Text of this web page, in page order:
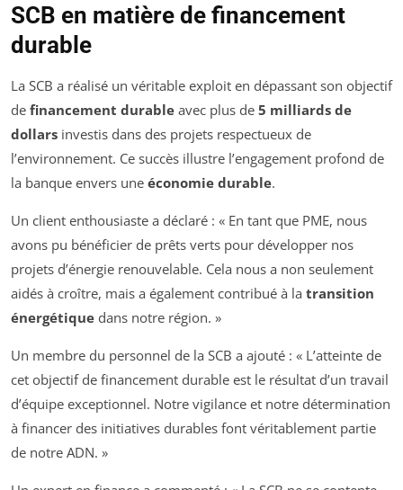
SCB en matière de financement
durable
La SCB a réalisé un véritable exploit en dépassant son objectif
de financement durable avec plus de 5 milliards de
dollars investis dans des projets respectueux de
l’environnement. Ce succès illustre l’engagement profond de
la banque envers une économie durable.
Un client enthousiaste a déclaré : « En tant que PME, nous
avons pu bénéficier de prêts verts pour développer nos
projets d’énergie renouvelable. Cela nous a non seulement
aidés à croître, mais a également contribué à la transition
énergétique dans notre région. »
Un membre du personnel de la SCB a ajouté : « L’atteinte de
cet objectif de financement durable est le résultat d’un travail
d’équipe exceptionnel. Notre vigilance et notre détermination
à financer des initiatives durables font véritablement partie
de notre ADN. »